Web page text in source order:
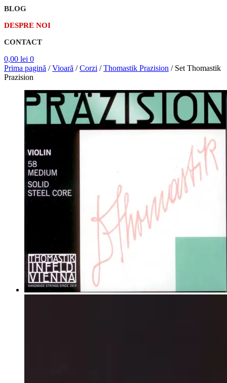
BLOG
DESPRE NOI
CONTACT
0,00 lei 0
Prima pagină /Vioară /Corzi /Thomastik Prazision / Set Thomastik
Prazision